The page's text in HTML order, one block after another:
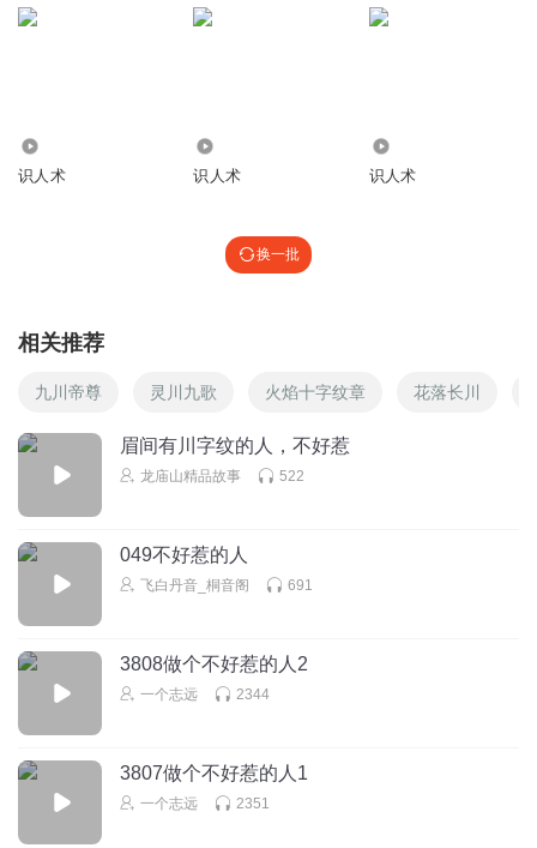
识人术 识人术 识人术
换一批
相关推荐
九川帝尊 灵川九歌 火焰十字纹章 花落长川
眉间有川字纹的人，不好惹
龙庙山精品故事 522
049不好惹的人
飞白丹音_桐音阁 691
3808做个不好惹的人2
一个志远 2344
3807做个不好惹的人1
一个志远 2351